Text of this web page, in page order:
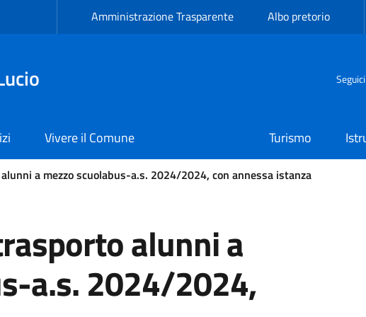
Amministrazione Trasparente Albo pretorio
Vivere il Comune Turismo
a mezzo scuolabus-a.s. 2024/2024, con annessa istanza
alunni a
a.s. 2024/2024,